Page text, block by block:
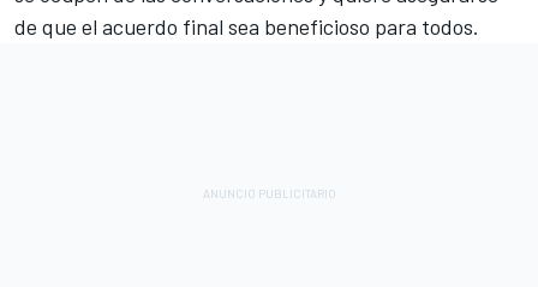
de que el acuerdo final sea beneficioso para todos.